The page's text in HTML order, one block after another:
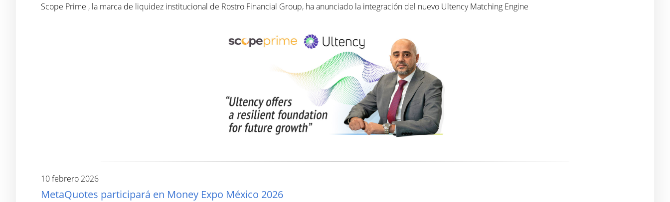
Scope Prime , la marca de liquidez institucional de Rostro Financial Group, ha anunciado la integración del nuevo Ultency Matching Engine
10 febrero 2026
MetaQuotes participará en Money Expo México 2026